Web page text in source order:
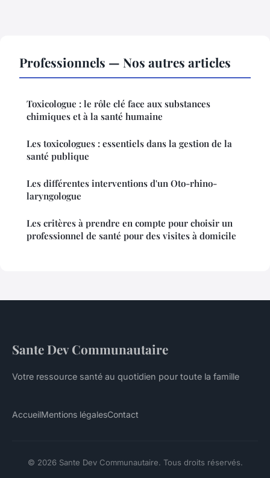
Professionnels — Nos autres articles
Toxicologue : le rôle clé face aux substances
chimiques et à la santé humaine
Les toxicologues : essentiels dans la gestion de la
santé publique
Les différentes interventions d'un Oto-rhino-
laryngologue
Les critères à prendre en compte pour choisir un
professionnel de santé pour des visites à domicile
Sante Dev Communautaire
Votre ressource santé au quotidien pour toute la famille
AccueilMentions légalesContact
© 2026 Sante Dev Communautaire. Tous droits réservés.